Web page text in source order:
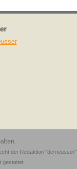
der Redaktion "derneusser".
gestattet.